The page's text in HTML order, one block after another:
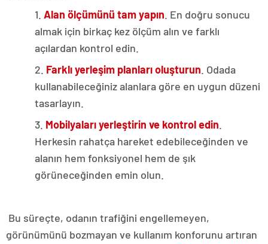
1. Alan ölçümünü tam yapın . En doğru sonucu
almak için birkaç kez ölçüm alın ve farklı
açılardan kontrol edin.
2. Farklı yerleşim planları oluşturun . Odada
kullanabileceğiniz alanlara göre en uygun düzeni
tasarlayın.
3. Mobilyaları yerleştirin ve kontrol edin
Herkesin rahatça hareket edebileceğinden ve
alanın hem fonksiyonel hem de şık
görüneceğinden emin olun.
Bu süreçte, odanın trafiğini engellemeyen,
görünümünü bozmayan ve kullanım konforunu artıran